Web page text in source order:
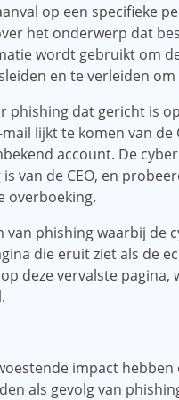
op een specifieke
het onderwerp dat
wordt gebruikt om
en te verleiden om
phishing dat gericht is
lijkt te komen van de
account. De
van de CEO, en
overboeking.
van phishing waarbij de
die eruit ziet als de
deze vervalste pagina,
impact
als gevolg van